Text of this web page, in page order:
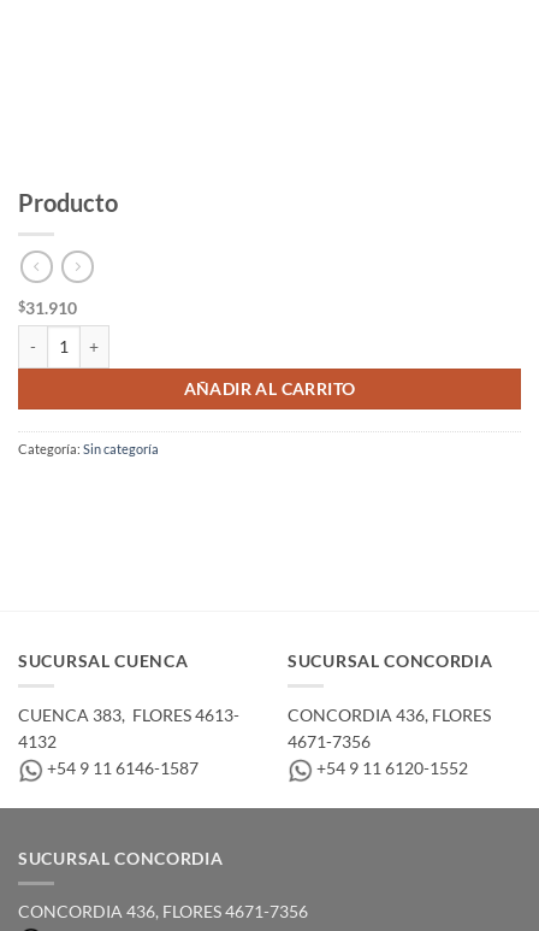
Producto
$31.910
AÑADIR AL CARRITO
Categoría: Sin categoría
SUCURSAL CUENCA
CUENCA 383, ­ FLORES 4613-
4132
+54 9 11 6146-1587
SUCURSAL CONCORDIA
CONCORDIA 436,­ FLORES
4671-7356
+54 9 11 6120-1552
SUCURSAL CONCORDIA
CONCORDIA 436,­ FLORES 4671-7356